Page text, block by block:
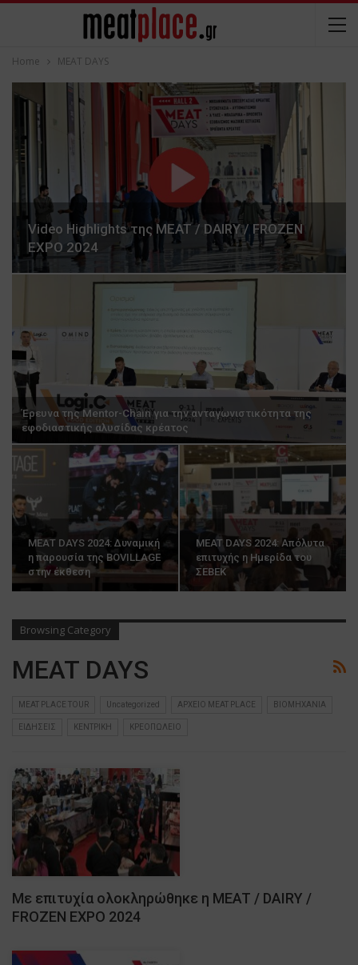
Home MEAT DAYS
Video Highlights της MEAT / DAIRY / FROZEN
EXPO 2024
Έρευνα της Mentor-Chain για την ανταγωνιστικότητα της
εφοδιαστικής αλυσίδας κρέατος
ΜΕΑΤ DAYS 2024: Δυναμική
η παρουσία της BOVILLAGE
στην έκθεση
MEAT DAYS 2024: Απόλυτα
επιτυχής η Ημερίδα του
ΣΕΒΕΚ
Browsing Category
MEAT DAYS
MEAT PLACE TOUR Uncategorized ΑΡΧΕΙΟ MEAT PLACE ΒΙΟΜΗΧΑΝΙΑ
ΕΙΔΗΣΕΙΣ ΚΕΝΤΡΙΚΗ ΚΡΕΟΠΩΛΕΙΟ
Με επιτυχία ολοκληρώθηκε η MEAT / DAIRY /
FROZEN EXPO 2024